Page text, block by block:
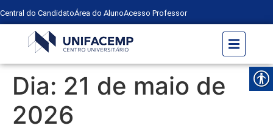
Central do CandidatoÁrea do AlunoAcesso Professor
Dia: 21 de maio de
2026